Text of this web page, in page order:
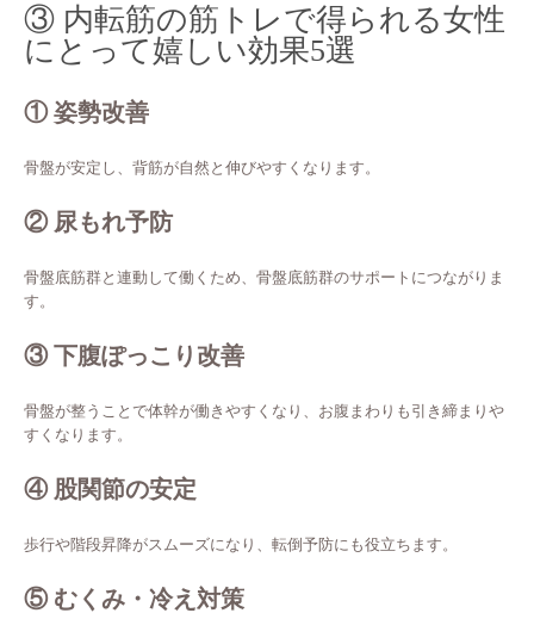
③ 内転筋の筋トレで得られる女性
にとって嬉しい効果5選
① 姿勢改善
骨盤が安定し、背筋が自然と伸びやすくなります。
② 尿もれ予防
骨盤底筋群と連動して働くため、骨盤底筋群のサポートにつながりま
す。
③ 下腹ぽっこり改善
骨盤が整うことで体幹が働きやすくなり、お腹まわりも引き締まりや
すくなります。
④ 股関節の安定
歩行や階段昇降がスムーズになり、転倒予防にも役立ちます。
⑤ むくみ・冷え対策